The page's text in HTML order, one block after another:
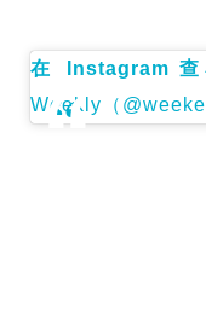
在 Instagram
Weekly（